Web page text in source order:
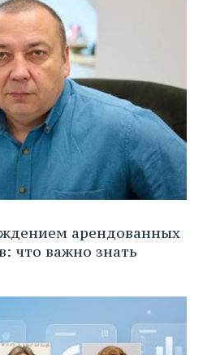
арендованных
что важно знать